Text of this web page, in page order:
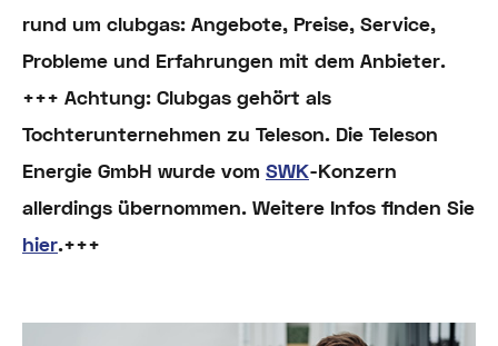
rund um clubgas: Angebote, Preise, Service,
Probleme und Erfahrungen mit dem Anbieter.
+++ Achtung: Clubgas gehört als
Tochterunternehmen zu Teleson. Die Teleson
Energie GmbH wurde vom SWK-Konzern
allerdings übernommen. Weitere Infos finden Sie
hier.+++